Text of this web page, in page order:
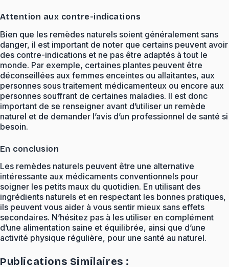
Attention aux contre-indications
Bien que les remèdes naturels soient généralement sans
danger, il est important de noter que certains peuvent avoir
des contre-indications et ne pas être adaptés à tout le
monde. Par exemple, certaines plantes peuvent être
déconseillées aux femmes enceintes ou allaitantes, aux
personnes sous traitement médicamenteux ou encore aux
personnes souffrant de certaines maladies. Il est donc
important de se renseigner avant d’utiliser un remède
naturel et de demander l’avis d’un professionnel de santé si
besoin.
En conclusion
Les remèdes naturels peuvent être une alternative
intéressante aux médicaments conventionnels pour
soigner les petits maux du quotidien. En utilisant des
ingrédients naturels et en respectant les bonnes pratiques,
ils peuvent vous aider à vous sentir mieux sans effets
secondaires. N’hésitez pas à les utiliser en complément
d’une alimentation saine et équilibrée, ainsi que d’une
activité physique régulière, pour une santé au naturel.
Publications Similaires :